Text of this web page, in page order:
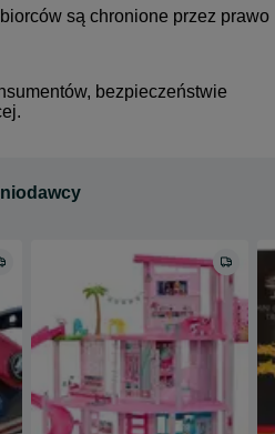
są chronione przez prawo
bezpieczeństwie